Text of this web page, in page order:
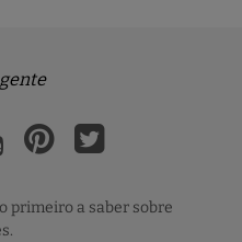
primeiro a saber sobre